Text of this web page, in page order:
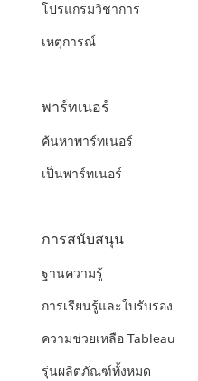
โปรแกรมวิชาการ
เหตุการณ์
พาร์ทเนอร์
ค้นหาพาร์ทเนอร์
เป็นพาร์ทเนอร์
การสนับสนุน
ฐานความรู้
การเรียนรู้และใบรับรอง
ความช่วยเหลือ Tableau
รุ่นผลิตภัณฑ์ทั้งหมด